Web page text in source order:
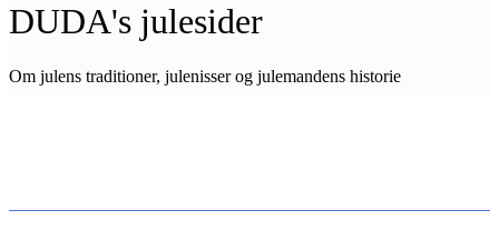
DUDA's julesider
Om julens traditioner, julenisser og julemandens historie